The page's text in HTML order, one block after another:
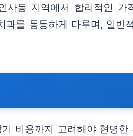
동 지역에서 합리적인 가
를 동등하게 다루며, 일반
비용까지 고려해야 현명한